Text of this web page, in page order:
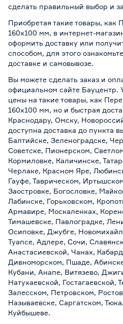
сделать правильный выбор и
Приобретая такие товары, как
160х100 мм, в интернет-
оформить доставку или
способом, для этого
доставке и самовывозе.
Вы можете сделать заказ и
официальном сайте Бауцентр.
цены на такие товары, как
160х100 мм, но и быстрая
Краснодару, Омску,
доступна доставка до пункта
Балтийске, Зеленоградске,
Советске, Пионерском,
Кормиловке, Каличинске,
Черлаке, Красном Яре,
Гауфе, Таврическом,
Заостровке, Богословке,
Лабинске, Горьковском,
Армавире, Москаленках,
Тимашевске, Павлоградке,
Осиповке, Джубге,
Туапсе, Адлере, Сочи,
Анастасиевской, Чанах,
Дивноморском, Пшаде,
Кубани, Анапе, Витязево,
Натухаевской, Гостагаевской,
Залесском, Петровском,
Называевске, Саргатском,
Куйбышеве.